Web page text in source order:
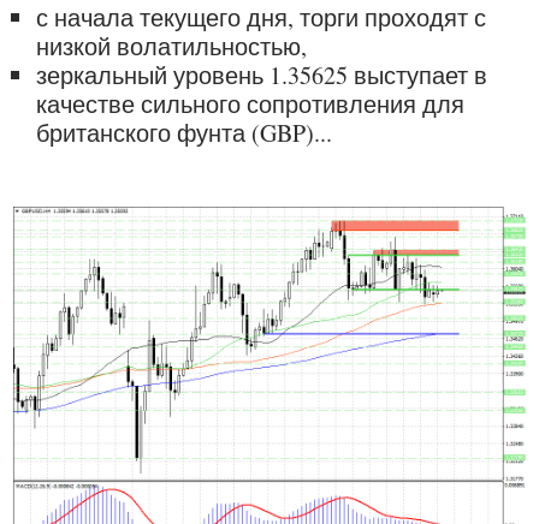
с начала текущего дня, торги проходят с
низкой волатильностью,
зеркальный уровень 1.35625 выступает в
качестве сильного сопротивления для
британского фунта (GBP)...